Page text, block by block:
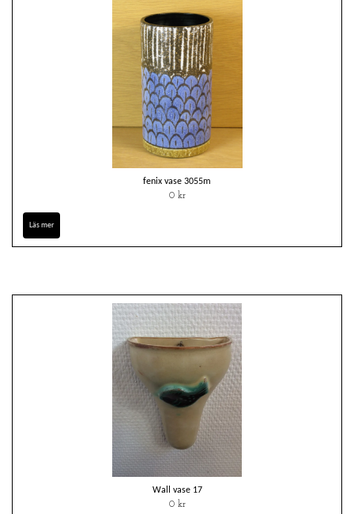
fenix vase 3055m
0 kr
Läs mer
Wall vase 17
0 kr